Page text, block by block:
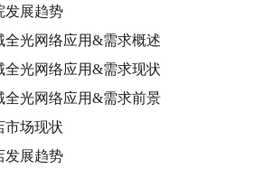
发展趋势
全光网络应用&需求概述
全光网络应用&需求现状
全光网络应用&需求前景
市场现状
发展趋势